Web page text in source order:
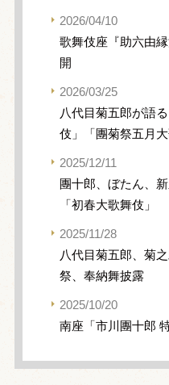
2026/04/10
歌舞伎座『助六由
開
2026/03/25
八代目菊五郎が語
伎」「團菊祭五月大
2025/12/11
團十郎、ぼたん、
「初春大歌舞伎」
2025/11/28
八代目菊五郎、菊
祭、奉納舞披露
2025/10/20
南座「市川團十郎